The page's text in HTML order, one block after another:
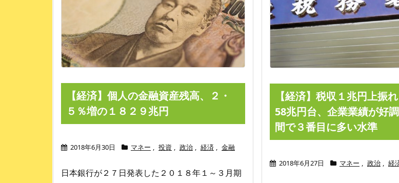
【経済】個人の金融資産残高、２・
５％増の１８２９兆円
2018年6月30日 マネー , 投資 , 政治 , 経済 , 金融
日本銀行が２７日発表した２０１８年１～３月期
【経済】税収１兆円上振
58兆円台、企業業績が好
間で３番目に多い水準
2018年6月27日 マネー , 政治 , 経